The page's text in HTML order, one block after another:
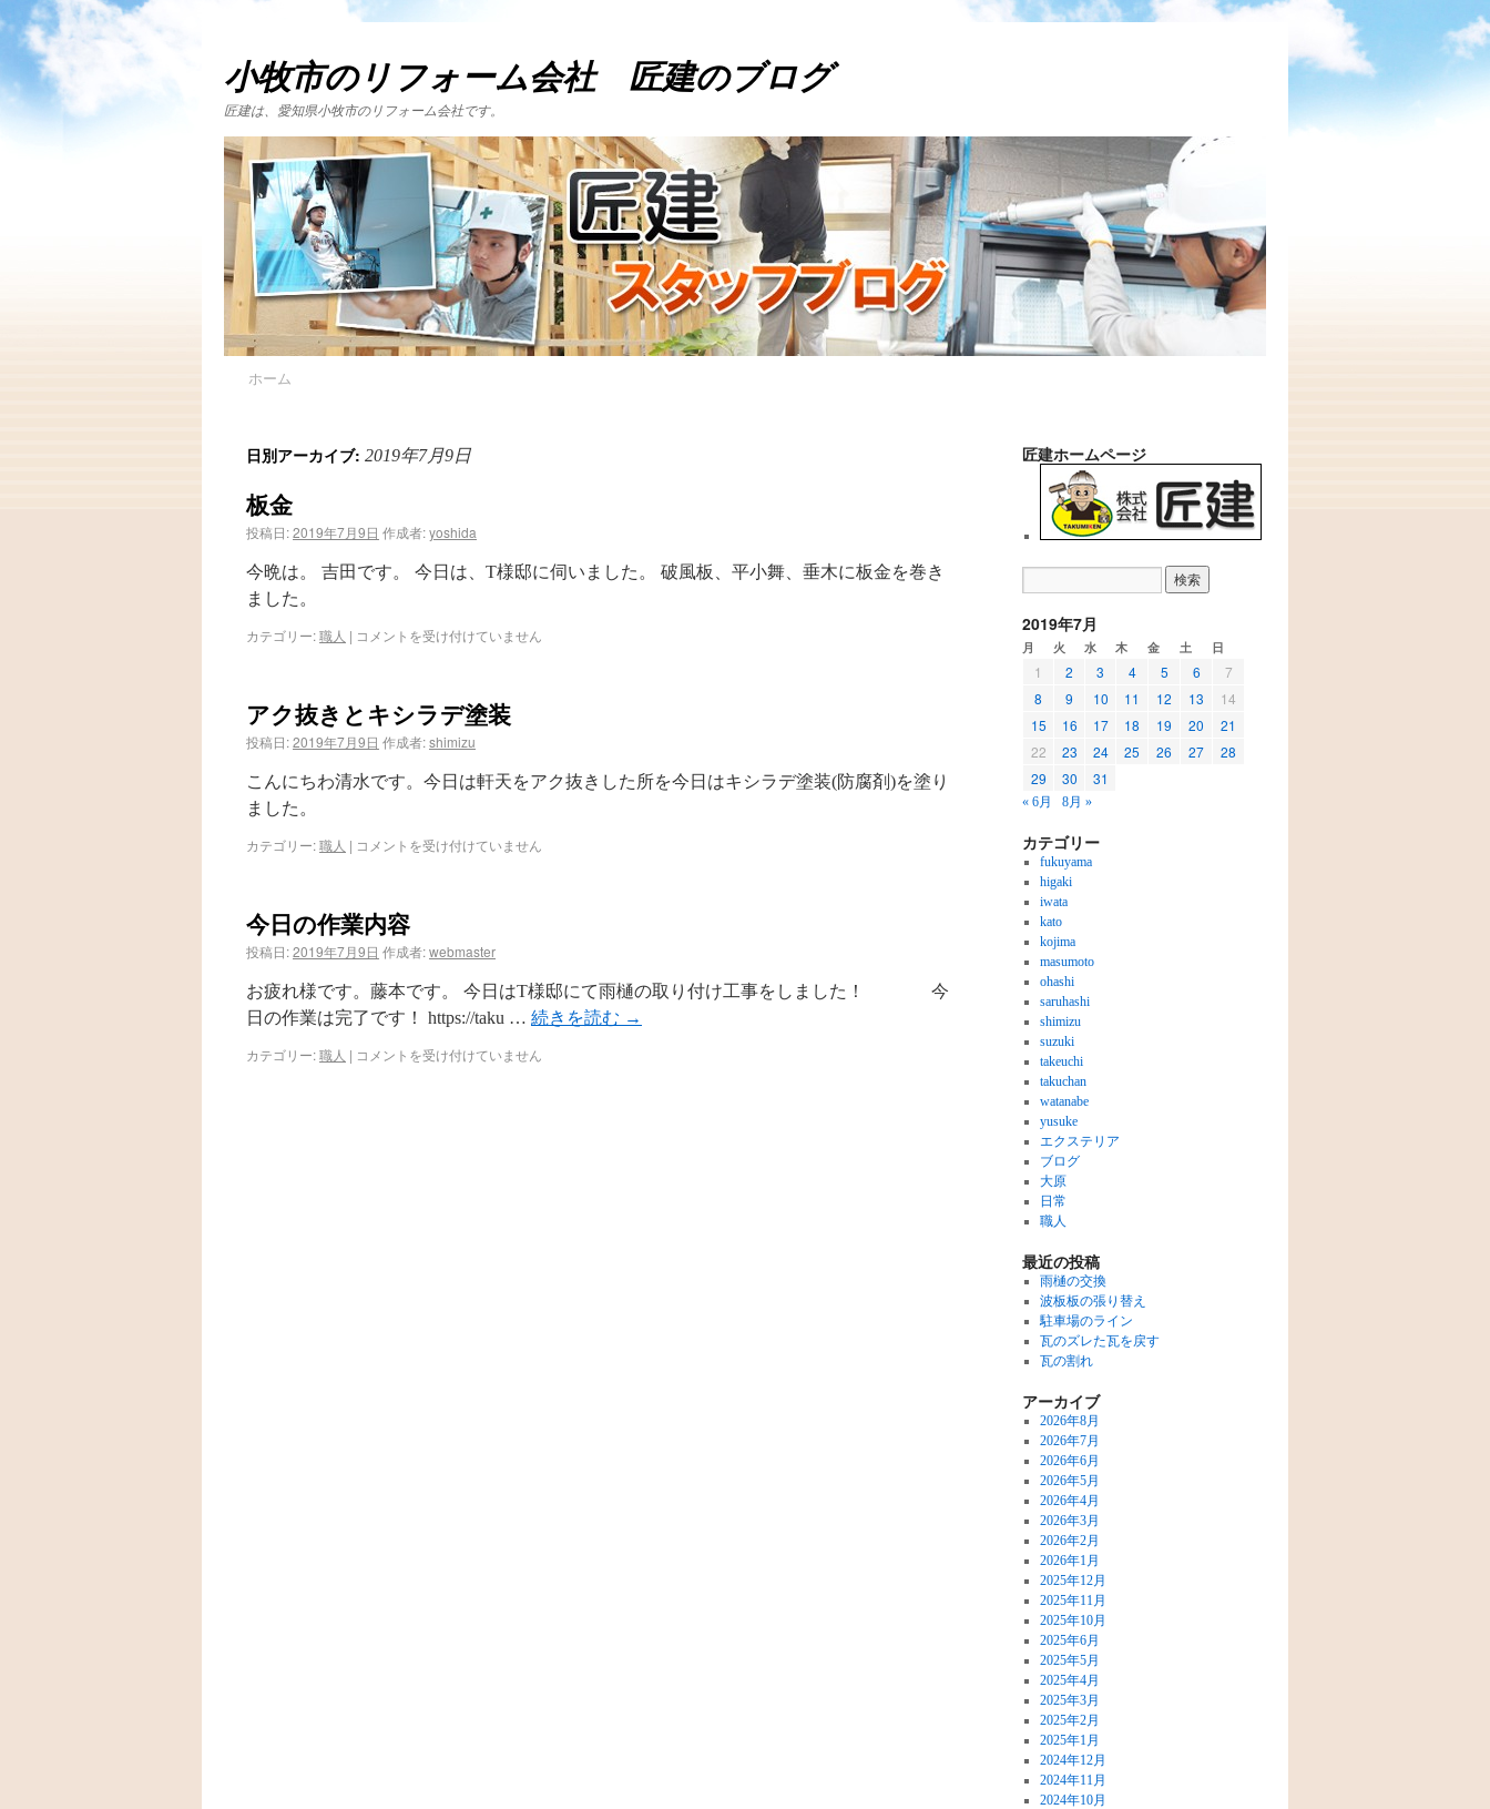
小牧市のリフォーム会社 匠建のブログ
匠建は、愛知県小牧市のリフォーム会社です。
ホーム
日別アーカイブ: 2019年7月9日
板金
投稿日:2019年7月9日 作成者:yoshida
今晩は。 吉田です。 今日は、T様邸に伺いました。 破風板、平小舞、垂木に板金を巻き
ました。
カテゴリー:職人 | コメントを受け付けていません
アク抜きとキシラデ塗装
投稿日:2019年7月9日 作成者:shimizu
こんにちわ清水です。今日は軒天をアク抜きした所を今日はキシラデ塗装(防腐剤)を塗り
ました。
カテゴリー:職人 | コメントを受け付けていません
今日の作業内容
投稿日:2019年7月9日 作成者:webmaster
お疲れ様です。藤本です。 今日はT様邸にて雨樋の取り付け工事をしました！ 今
日の作業は完了です！ https://taku … 続きを読む →
カテゴリー:職人 | コメントを受け付けていません
匠建ホームページ
2019年7月
月 火 水 木 金 土 日
1 2 3 4 5 6
7
8
9 10 11 12 13
14
15
16 17 18 19 20
21
22
23 24 25 26 27
28
29
30 31
« 6月 8月 »
カテゴリー
fukuyama
higaki
iwata
kato
kojima
masumoto
ohashi
saruhashi
shimizu
suzuki
takeuchi
takuchan
watanabe
yusuke
エクステリア
ブログ
大原
日常
職人
最近の投稿
雨樋の交換
波板板の張り替え
駐車場のライン
瓦のズレた瓦を戻す
瓦の割れ
アーカイブ
2026年8月
2026年7月
2026年6月
2026年5月
2026年4月
2026年3月
2026年2月
2026年1月
2025年12月
2025年11月
2025年10月
2025年6月
2025年5月
2025年4月
2025年3月
2025年2月
2025年1月
2024年12月
2024年11月
2024年10月